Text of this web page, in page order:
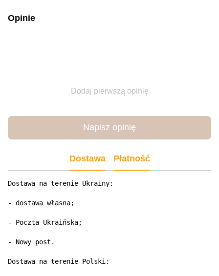
Opinie
Dodaj pierwszą opinię
Napisz opinię
Dostawa Płatność
Dostawa na terenie Ukrainy:
- dostawa własna;
- Poczta Ukraińska;
- Nowy post.
Dostawa na terenie Polski: